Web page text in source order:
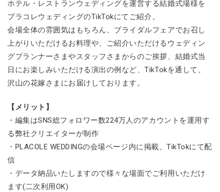
ホテル・レストランウェディングを運営する結婚式場様を
プラコレウェディングのTikTokにてご紹介。
会場全体の雰囲気はもちろん、ブライダルフェアでお召し
上がりいただけるお料理や、ご紹介いただけるウェディン
グプランナーさまやスタッフさまからのご挨拶、結婚式当
日にお楽しみいただける演出の例など、TikTokを通して、
沢山の花嫁さまにお届けしております。
【メリット】
・編集はSNS総フォロワー数224万人のアカウントを運用す
る弊社クリエイターが制作
・PLACOLE WEDDINGの会場ページ内に掲載、TikTokにて配
信
・データ納品いたしますので様々な場面でご利用いただけ
ます(二次利用OK)